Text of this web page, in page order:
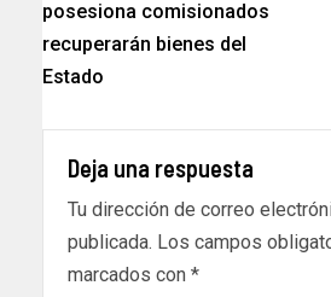
posesiona comisionados
recuperarán bienes del
Estado
Deja una respuesta
Tu dirección de correo
publicada. Los campos
marcados con *